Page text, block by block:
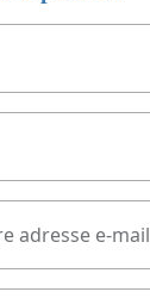
adresse e-mail